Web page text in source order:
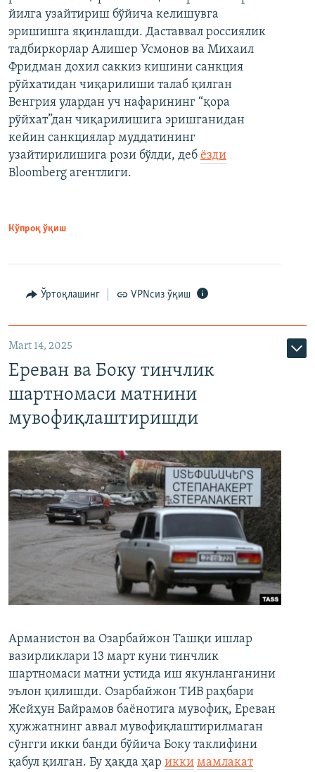
йилга узайтириш бўйича келишувга
эришишга яқинлашди. Даставвал россиялик
тадбиркорлар Алишер Усмонов ва Михаил
Фридман дохил саккиз кишини санкция
рўйхатидан чиқарилиши талаб қилган
Венгрия улардан уч нафарининг “қора
рўйхат”дан чиқарилишига эришганидан
кейин санкциялар муддатининг
узайтирилишига рози бўлди, деб ёзди
Bloomberg агентлиги.
Кўпроқ ўқиш
Ўртоқлашинг VPNсиз ўқиш
Mart 14, 2025
Ереван ва Боку тинчлик
шартномаси матнини
мувофиқлаштиришди
Арманистон ва Озарбайжон Ташқи ишлар
вазирликлари 13 март куни тинчлик
шартномаси матни устида иш якунланганини
эълон қилишди. Озарбайжон ТИВ раҳбари
Жейҳун Байрамов баёнотига мувофиқ, Ереван
ҳужжатнинг аввал мувофиқлаштирилмаган
сўнгги икки банди бўйича Боку таклифини
қабул қилган. Бу ҳақда ҳар икки мамлакат